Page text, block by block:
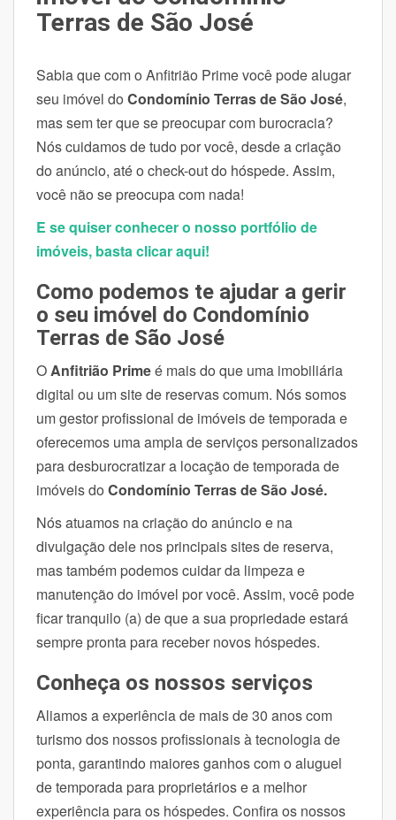
Terras de São José
Sabia que com o Anfitrião Prime você pode alugar
seu imóvel do Condomínio Terras de São José,
mas sem ter que se preocupar com burocracia?
Nós cuidamos de tudo por você, desde a criação
do anúncio, até o check-out do hóspede. Assim,
você não se preocupa com nada!
E se quiser conhecer o nosso portfólio de
imóveis, basta clicar aqui!
Como podemos te ajudar a gerir
o seu imóvel do Condomínio
Terras de São José
O Anfitrião Primeé mais do que uma imobiliária
digital ou um site de reservas comum. Nós somos
um gestor profissional de imóveis de temporada e
oferecemos uma ampla de serviços personalizados
para desburocratizar a locação de temporada de
imóveis do Condomínio Terras de São José.
Nós atuamos na criação do anúncio e na
divulgação dele nos principais sites de reserva,
mas também podemos cuidar da limpeza e
manutenção do imóvel por você. Assim, você pode
ficar tranquilo (a) de que a sua propriedade estará
sempre pronta para receber novos hóspedes.
Conheça os nossos serviços
Aliamos a experiência de mais de 30 anos com
turismo dos nossos profissionais à tecnologia de
ponta, garantindo maiores ganhos com o aluguel
de temporada para proprietários e a melhor
experiência para os hóspedes. Confira os nossos